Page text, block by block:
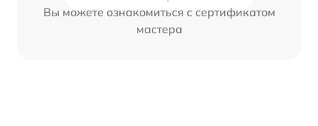
Вы можете ознакомиться с сертификатом
мастера